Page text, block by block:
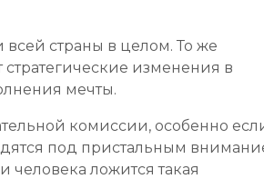
страны в целом. То же
изменения в
мечты.
комиссии, особенно
под пристальным
ложится такая